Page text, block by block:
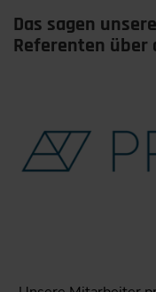
Das sagen
Referenten über